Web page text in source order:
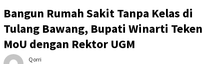
Bangun Rumah Sakit Tanpa Kelas di
Tulang Bawang, Bupati Winarti Teken
MoU dengan Rektor UGM
Qorri